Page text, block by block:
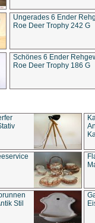
Ungerades 6 Ender
Roe Deer Trophy 242 G
Schönes 6 Ender
Roe Deer Trophy 186 G
Stil